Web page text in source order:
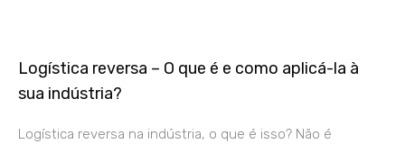
Logística reversa – O que é e como aplicá-la à
sua indústria?
Logística reversa na indústria, o que é isso? Não é